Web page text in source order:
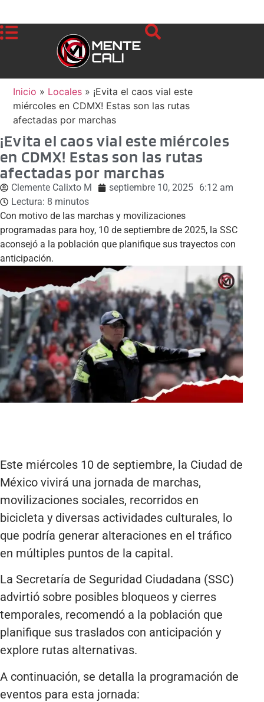
Inicio » Locales » ¡Evita el caos vial este
miércoles en CDMX! Estas son las rutas
afectadas por marchas
¡Evita el caos vial este miércoles
en CDMX! Estas son las rutas
afectadas por marchas
Clemente Calixto M septiembre 10, 2025 6:12 am
Lectura: 8 minutos
Con motivo de las marchas y movilizaciones
programadas para hoy, 10 de septiembre de 2025, la SSC
aconsejó a la población que planifique sus trayectos con
anticipación.
Este miércoles 10 de septiembre, la Ciudad de
México vivirá una jornada de marchas,
movilizaciones sociales, recorridos en
bicicleta y diversas actividades culturales, lo
que podría generar alteraciones en el tráfico
en múltiples puntos de la capital.
La Secretaría de Seguridad Ciudadana (SSC)
advirtió sobre posibles bloqueos y cierres
temporales, recomendó a la población que
planifique sus traslados con anticipación y
explore rutas alternativas.
A continuación, se detalla la programación de
eventos para esta jornada: